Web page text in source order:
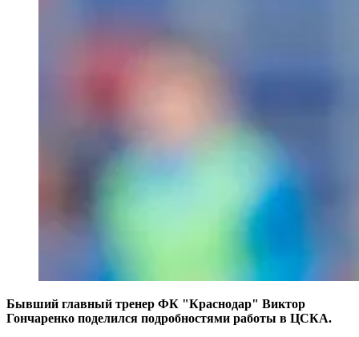
Бывший главный тренер ФК "Краснодар" Виктор
Гончаренко поделился подробностями работы в ЦСКА.